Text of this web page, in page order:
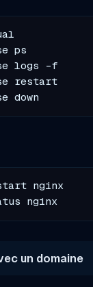
ps
logs -f
restart
nginx
un domaine